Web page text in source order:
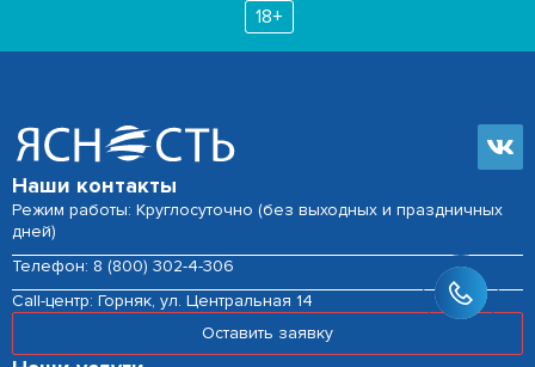
18+
Наши контакты
Режим работы: Круглосуточно (без выходных и праздничных
дней)
Телефон: 8 (800) 302-4-306
Сall-центр: Горняк, ул. Центральная 14
Оставить заявку